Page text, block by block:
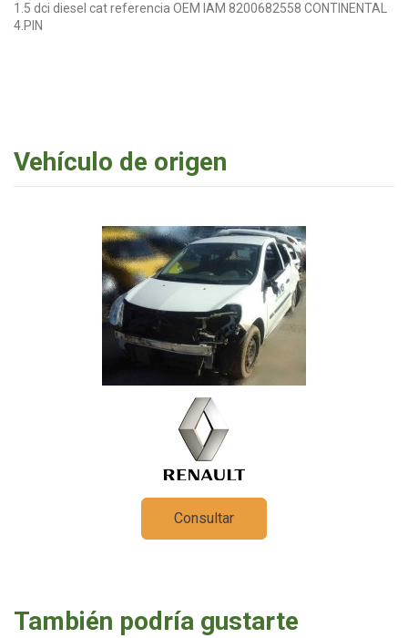
1.5 dci diesel cat referencia OEM IAM 8200682558 CONTINENTAL
4.PIN
Vehículo de origen
Consultar
También podría gustarte